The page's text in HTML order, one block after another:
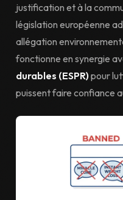
justification et à la
législation européenne
allégation
fonctionne en synergie
durables (ESPR)pour
puissent faire confiance